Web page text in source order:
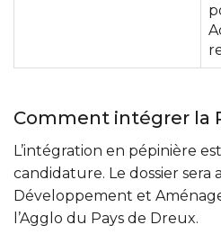
Comment intégrer la
L’intégration en pépinière
candidature. Le dossier sera
Développement et
l’Agglo du Pays de Dreux.